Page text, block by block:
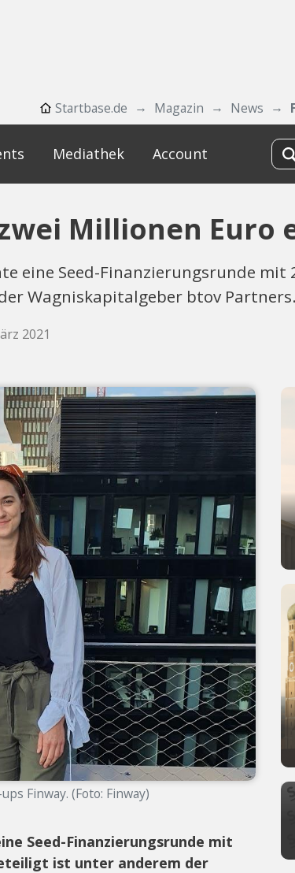
Startbase.de Magazin News
Mediathek Account
Millionen Euro
eine Seed-Finanzierungsrunde
Wagniskapitalgeber btov Partners.
2021
Finway. (Foto: Finway)
Seed-Finanzierungsrunde mit
ist unter anderem der